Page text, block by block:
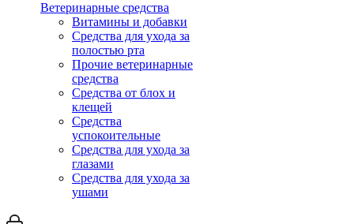
Ветеринарные средства
Витамины и добавки
Средства для ухода за
полостью рта
Прочие ветеринарные
средства
Средства от блох и
клещей
Средства
успокоительные
Средства для ухода за
глазами
Средства для ухода за
ушами